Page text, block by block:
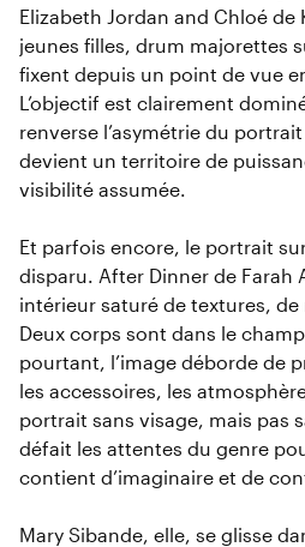
Elizabeth Jordan and Chloé de
jeunes filles, drum majorettes
fixent depuis un point de vue
L’objectif est clairement
renverse l’asymétrie du
devient un territoire de
visibilité assumée.
Et parfois encore, le portrait
disparu. After Dinner de Farah
intérieur saturé de textures, de
Deux corps sont dans le
pourtant, l’image déborde de
les accessoires, les
portrait sans visage, mais pas
défait les attentes du genre
contient d’imaginaire et de
Mary Sibande, elle, se glisse